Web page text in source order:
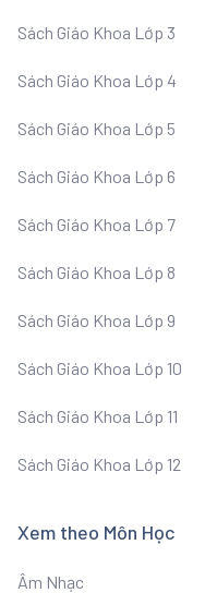
Sách Giáo Khoa Lớp 3
Sách Giáo Khoa Lớp 4
Sách Giáo Khoa Lớp 5
Sách Giáo Khoa Lớp 6
Sách Giáo Khoa Lớp 7
Sách Giáo Khoa Lớp 8
Sách Giáo Khoa Lớp 9
Sách Giáo Khoa Lớp 10
Sách Giáo Khoa Lớp 11
Sách Giáo Khoa Lớp 12
Xem theo Môn Học
Âm Nhạc